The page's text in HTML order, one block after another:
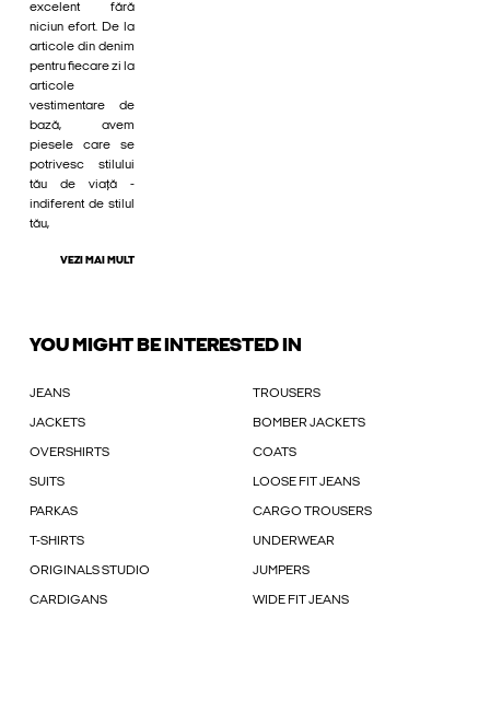
excelent fără
niciun efort. De la
articole din denim
pentru fiecare zi la
articole
vestimentare de
bază, avem
piesele care se
potrivesc stilului
tău de viață -
indiferent de stilul
tău,
VEZI MAI MULT
YOU MIGHT BE INTERESTED IN
JEANS TROUSERS
JACKETS BOMBER JACKETS
OVERSHIRTS COATS
SUITS LOOSE FIT JEANS
PARKAS CARGO TROUSERS
T-SHIRTS UNDERWEAR
ORIGINALS STUDIO JUMPERS
CARDIGANS WIDE FIT JEANS